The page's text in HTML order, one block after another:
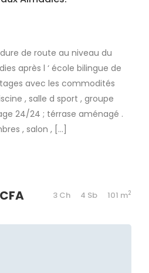
de route au niveau du
après l ‘ école bilingue de
avec les commodités
, salle d sport , groupe
24/24 ; térrase aménagé .
, salon , […]
3 Ch 4 Sb 101 m2